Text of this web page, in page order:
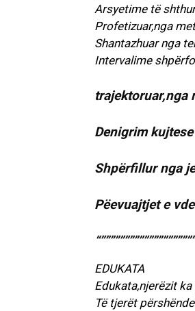
Arsyetime të
Profetizuar,nga
Shantazhuar nga
Intervalime
trajektoruar,nga
Denigrim
Shpërfillur nga
Pëevuajtjet e
EDUKATA
Edukata,njerëzit
Të tjerët